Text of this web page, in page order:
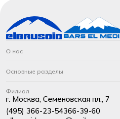
О нас
Основные разделы
Филиал
г. Москва, Семеновская пл., 7
(495) 366-23-54366-39-60